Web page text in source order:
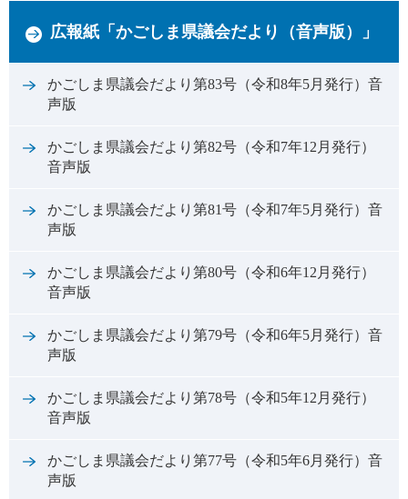
広報紙「かごしま県議会だより（音声版）」
かごしま県議会だより第83号（令和8年5月発行）音
声版
かごしま県議会だより第82号（令和7年12月発行）
音声版
かごしま県議会だより第81号（令和7年5月発行）音
声版
かごしま県議会だより第80号（令和6年12月発行）
音声版
かごしま県議会だより第79号（令和6年5月発行）音
声版
かごしま県議会だより第78号（令和5年12月発行）
音声版
かごしま県議会だより第77号（令和5年6月発行）音
声版